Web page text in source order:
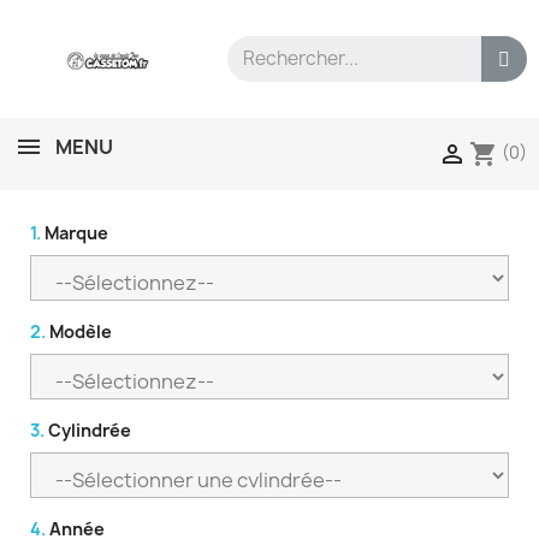
MENU  shopping_cart (0)
1. Marque
2. Modèle
3. Cylindrée
4. Année